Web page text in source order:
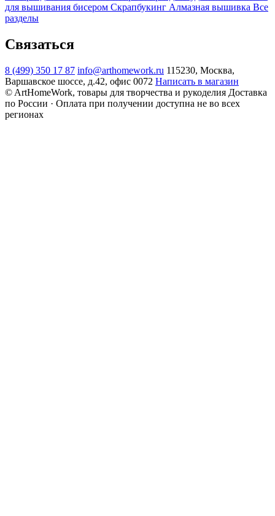
для вышивания бисером Скрапбукинг Алмазная вышивка Все
разделы
Связаться
8 (499) 350 17 87 info@arthomework.ru 115230, Москва,
Варшавское шоссе, д.42, офис 0072 Написать в магазин
© ArtHomeWork, товары для творчества и рукоделия Доставка
по России · Оплата при получении доступна не во всех
регионах